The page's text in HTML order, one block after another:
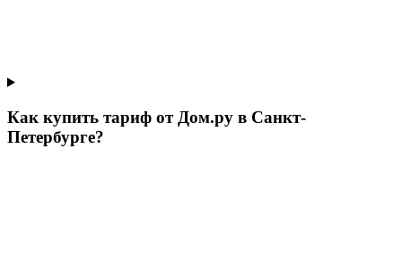
Как купить тариф от Дом.ру в Санкт-
Петербурге?